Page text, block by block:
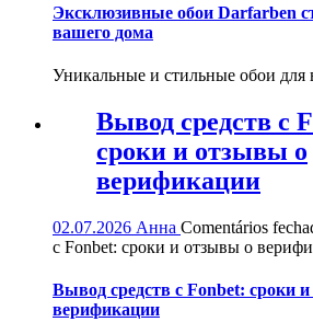
Эксклюзивные обои Darfarben
вашего дома
Уникальные и стильные обои для
Вывод средств с
сроки и отзывы о
верификации
02.07.2026 Анна Comentários
с Fonbet: сроки и отзывы о
Вывод средств с Fonbet: сроки
верификации